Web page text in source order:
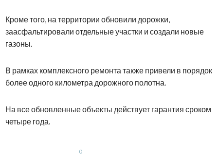
Кроме того, на территории обновили дорожки,
заасфальтировали отдельные участки и создали новые
газоны.
В рамках комплексного ремонта также привели в порядок
более одного километра дорожного полотна.
На все обновленные объекты действует гарантия сроком
четыре года.
0